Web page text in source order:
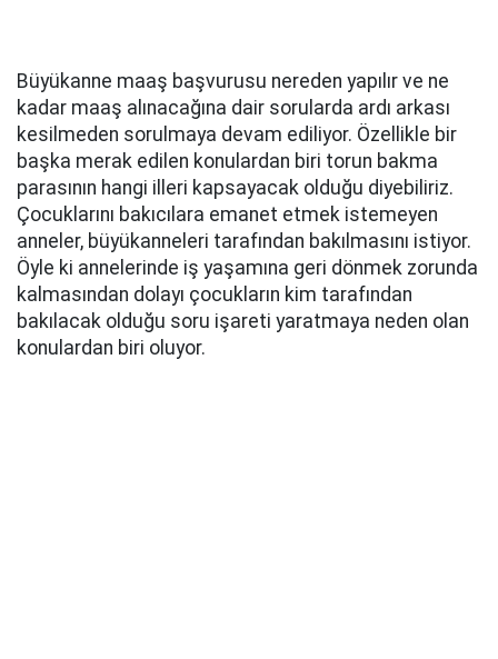
Büyükanne maaş başvurusu nereden yapılır ve ne
kadar maaş alınacağına dair sorularda ardı arkası
kesilmeden sorulmaya devam ediliyor. Özellikle bir
başka merak edilen konulardan biri torun bakma
parasının hangi illeri kapsayacak olduğu diyebiliriz.
Çocuklarını bakıcılara emanet etmek istemeyen
anneler, büyükanneleri tarafından bakılmasını istiyor.
Öyle ki annelerinde iş yaşamına geri dönmek zorunda
kalmasından dolayı çocukların kim tarafından
bakılacak olduğu soru işareti yaratmaya neden olan
konulardan biri oluyor.